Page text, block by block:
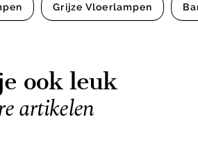
Grijze Vloerlampen
ook leuk
artikelen